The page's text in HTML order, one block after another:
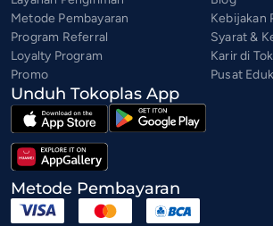
Metode Pembayaran
Program Referral
Loyalty Program
Promo
Kebijakan
Syarat &
Karir di
Pusat
Unduh Tokoplas App
Metode Pembayaran